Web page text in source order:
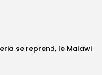
se reprend, le Malawi